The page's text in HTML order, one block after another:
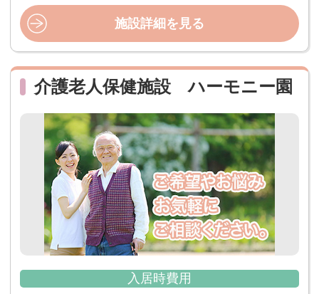
施設詳細を見る
介護老人保健施設 ハーモニー園
入居時費用